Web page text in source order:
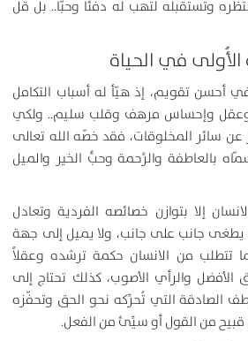
وتستقبله لتهب له دفئاً وحبّاً.. بل قل
أحسن تقويم، إذ هيّأ له أسباب التكامل
وإحساس مرهف وقلب سليم.. ولكي
عن سائر المخلوقات، فقد خصّه الله تعالى
بالعاطفة والرَّحمة وحبُّ الخير والميل
إلا بتوازن خصائصه الفردية وتعادل
يطغى جانب على جانب، ولا يميل إلى جهة
تتطلب من الانسان حكمة ترشده وعقلاً
الأفضل والرأي الأصوب، كذلك تحتاج إلى
الصادقة التي تُحرِّكه نحو الحق وتحفّزه
قبيح من القول أو سيِّئ من الفعل.